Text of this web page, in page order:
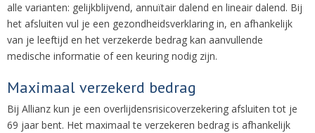
alle varianten: gelijkblijvend, annuïtair dalend en lineair dalend. Bij
het afsluiten vul je een gezondheidsverklaring in, en afhankelijk
van je leeftijd en het verzekerde bedrag kan aanvullende
medische informatie of een keuring nodig zijn.
Maximaal verzekerd bedrag
Bij Allianz kun je een overlijdensrisicoverzekering afsluiten tot je
69 jaar bent. Het maximaal te verzekeren bedrag is afhankelijk